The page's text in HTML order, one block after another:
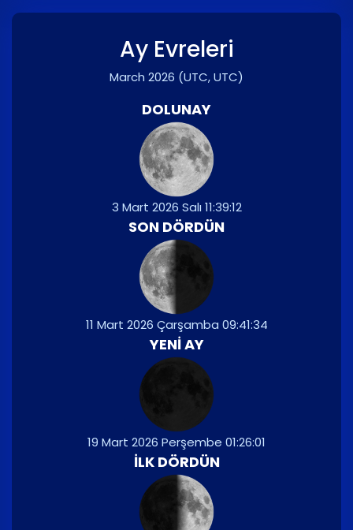
Ay Evreleri
March 2026 (UTC, UTC)
DOLUNAY
3 Mart 2026 Salı 11:39:12
SON DÖRDÜN
11 Mart 2026 Çarşamba 09:41:34
YENI AY
19 Mart 2026 Perşembe 01:26:01
İLK DÖRDÜN